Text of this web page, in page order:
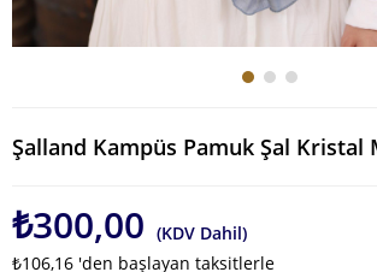
Şalland Kampüs Pamuk Şal Kristal
₺300,00 (KDV Dahil)
₺106,16 'den başlayan taksitlerle